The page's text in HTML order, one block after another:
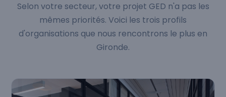
Selon votre secteur, votre projet GED n'a pas les
mêmes priorités. Voici les trois profils
d'organisations que nous rencontrons le plus en
Gironde.